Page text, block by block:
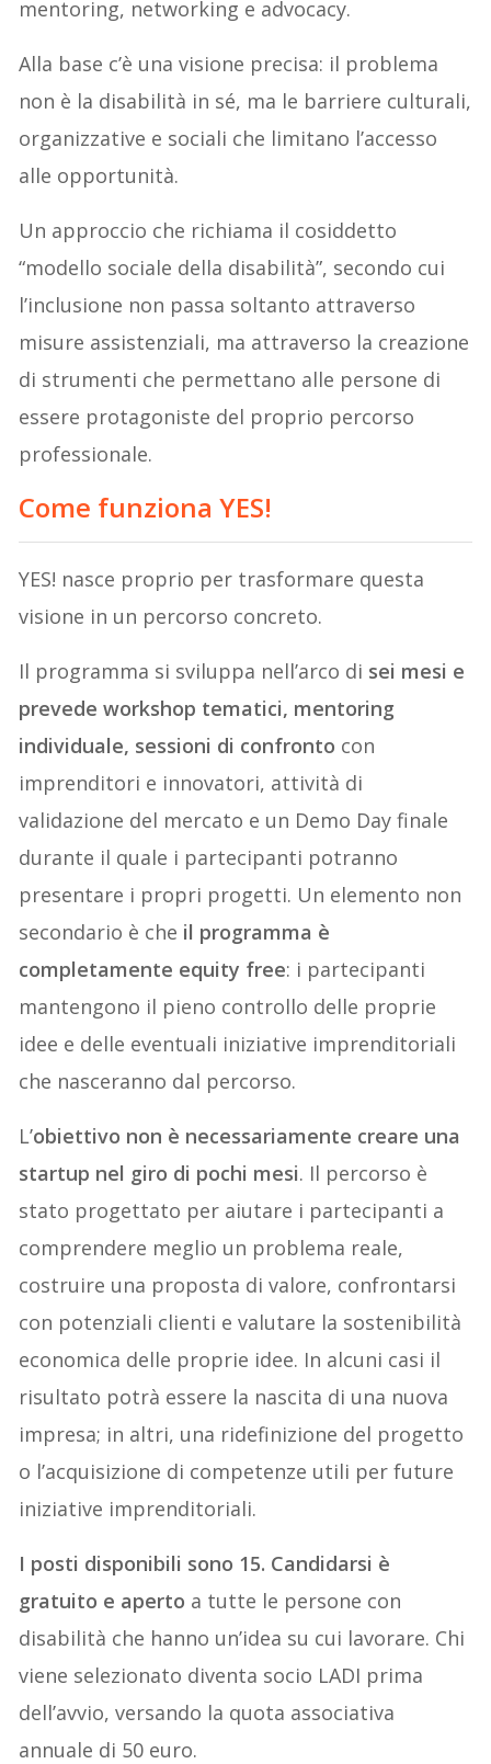
mentoring, networking e advocacy.
Alla base c’è una visione precisa: il problema
non è la disabilità in sé, ma le barriere culturali,
organizzative e sociali che limitano l’accesso
alle opportunità.
Un approccio che richiama il cosiddetto
“modello sociale della disabilità”, secondo cui
l’inclusione non passa soltanto attraverso
misure assistenziali, ma attraverso la creazione
di strumenti che permettano alle persone di
essere protagoniste del proprio percorso
professionale.
Come funziona YES!
YES! nasce proprio per trasformare questa
visione in un percorso concreto.
Il programma si sviluppa nell’arco di sei mesi e
prevede workshop tematici, mentoring
individuale, sessioni di confronto con
imprenditori e innovatori, attività di
validazione del mercato e un Demo Day finale
durante il quale i partecipanti potranno
presentare i propri progetti. Un elemento non
secondario è che il programma è
completamente equity free: i partecipanti
mantengono il pieno controllo delle proprie
idee e delle eventuali iniziative imprenditoriali
che nasceranno dal percorso.
L’obiettivo non è necessariamente creare una
startup nel giro di pochi mesi. Il percorso è
stato progettato per aiutare i partecipanti a
comprendere meglio un problema reale,
costruire una proposta di valore, confrontarsi
con potenziali clienti e valutare la sostenibilità
economica delle proprie idee. In alcuni casi il
risultato potrà essere la nascita di una nuova
impresa; in altri, una ridefinizione del progetto
o l’acquisizione di competenze utili per future
iniziative imprenditoriali.
I posti disponibili sono 15. Candidarsi è
gratuito e aperto a tutte le persone con
disabilità che hanno un’idea su cui lavorare. Chi
viene selezionato diventa socio LADI prima
dell’avvio, versando la quota associativa
annuale di 50 euro.